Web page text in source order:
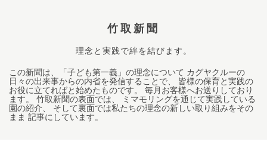
竹取新聞
理念と実践で絆を結びます。
この新聞は、「子ども第一義」の理念について カグヤクルーの
日々の出来事からの内省を発信することで、 皆様の保育と実践の
お役に立てればと始めたものです。 毎月お客様へお送りしており
ます。 竹取新聞の表面では、 ミマモリングを通じて実践している
園の紹介、 そして裏面では私たちの理念の新しい取り組みをその
まま 記事にしています。